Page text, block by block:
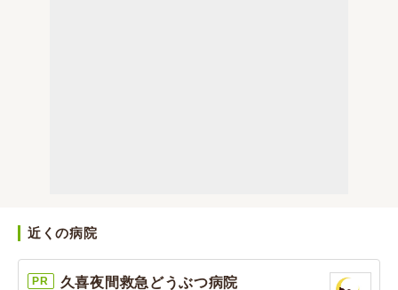
近くの病院
PR 久喜夜間救急どうぶつ病院